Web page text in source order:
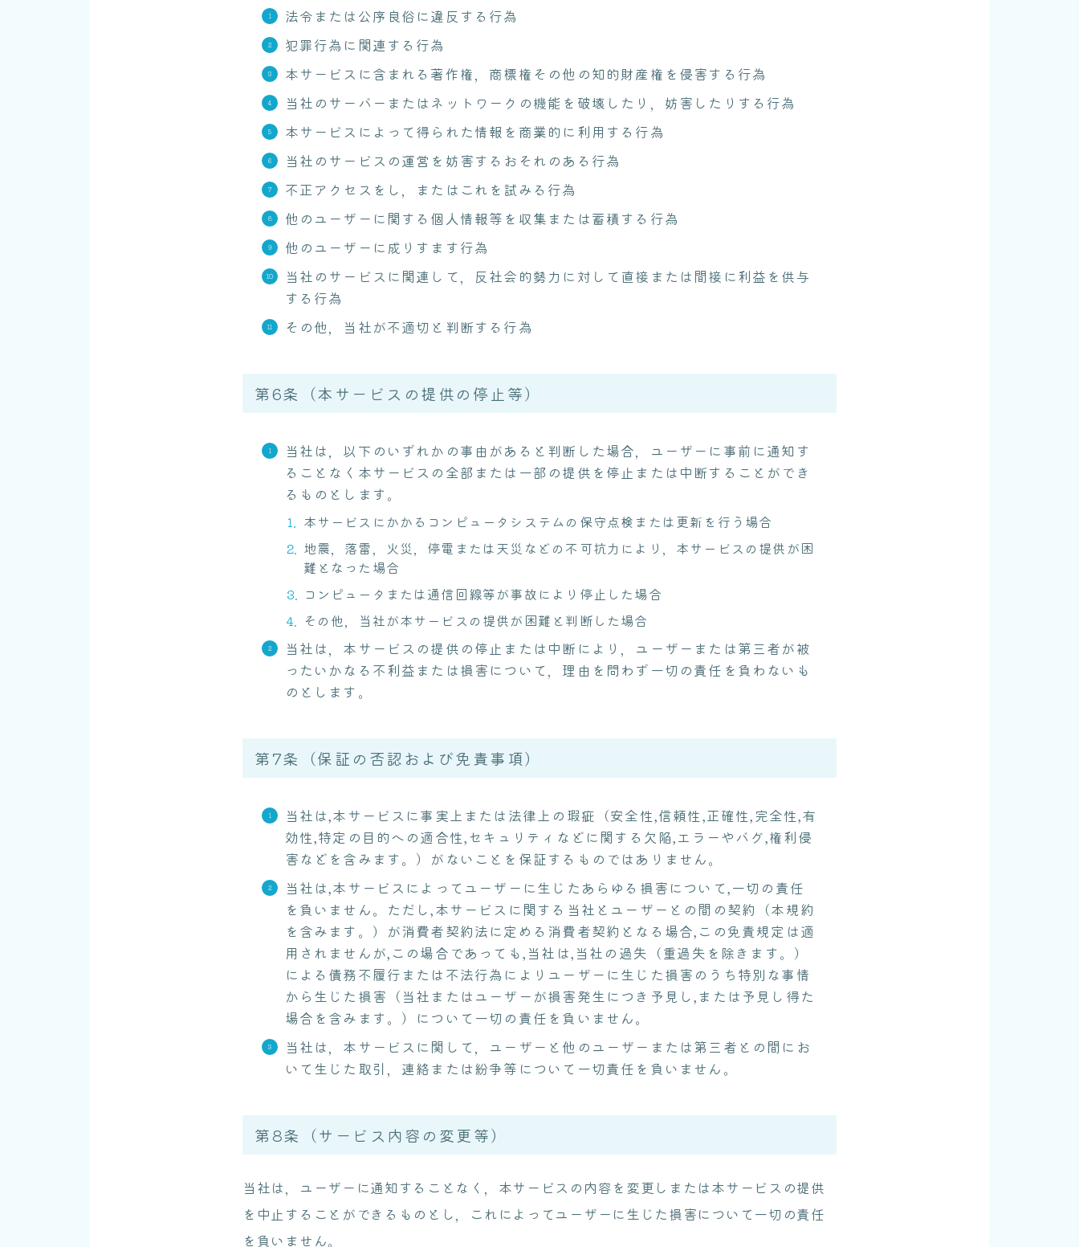
法令または公序良俗に違反する行為
犯罪行為に関連する行為
本サービスに含まれる著作権，商標権その他の知的財産権を侵害する行為
当社のサーバーまたはネットワークの機能を破壊したり，妨害したりする行為
本サービスによって得られた情報を商業的に利用する行為
当社のサービスの運営を妨害するおそれのある行為
不正アクセスをし，またはこれを試みる行為
他のユーザーに関する個人情報等を収集または蓄積する行為
他のユーザーに成りすます行為
当社のサービスに関連して，反社会的勢力に対して直接または間接に利益を供与
する行為
その他，当社が不適切と判断する行為
第6条（本サービスの提供の停止等）
当社は，以下のいずれかの事由があると判断した場合，ユーザーに事前に通知す
ることなく本サービスの全部または一部の提供を停止または中断することができ
るものとします。
本サービスにかかるコンピュータシステムの保守点検または更新を行う場合
地震，落雷，火災，停電または天災などの不可抗力により，本サービスの提供が困
難となった場合
コンピュータまたは通信回線等が事故により停止した場合
その他，当社が本サービスの提供が困難と判断した場合
当社は，本サービスの提供の停止または中断により，ユーザーまたは第三者が被
ったいかなる不利益または損害について，理由を問わず一切の責任を負わないも
のとします。
第7条（保証の否認および免責事項）
当社は,本サービスに事実上または法律上の瑕疵（安全性,信頼性,正確性,完全性,有
効性,特定の目的への適合性,セキュリティなどに関する欠陥,エラーやバグ,権利侵
害などを含みます。）がないことを保証するものではありません。
当社は,本サービスによってユーザーに生じたあらゆる損害について,一切の責任
を負いません。ただし,本サービスに関する当社とユーザーとの間の契約（本規約
を含みます。）が消費者契約法に定める消費者契約となる場合,この免責規定は適
用されませんが,この場合であっても,当社は,当社の過失（重過失を除きます。）
による債務不履行または不法行為によりユーザーに生じた損害のうち特別な事情
から生じた損害（当社またはユーザーが損害発生につき予見し,または予見し得た
場合を含みます。）について一切の責任を負いません。
当社は，本サービスに関して，ユーザーと他のユーザーまたは第三者との間にお
いて生じた取引，連絡または紛争等について一切責任を負いません。
第8条（サービス内容の変更等）
当社は，ユーザーに通知することなく，本サービスの内容を変更しまたは本サービスの提供
を中止することができるものとし，これによってユーザーに生じた損害について一切の責任
を負いません。